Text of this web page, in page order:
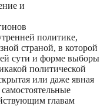
и
политике,
страной, в которой
сути и форме выборы
политической
или даже явная
главам